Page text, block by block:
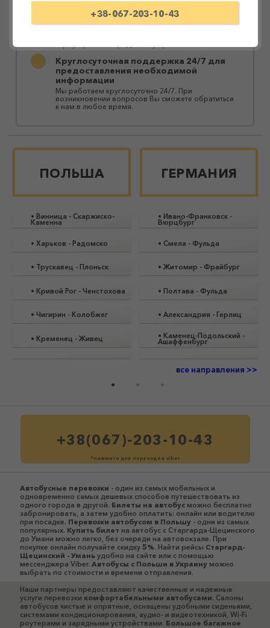
надежные услуги перевозки без пересадок или с
Круглосуточная поддержка 24/7 для
предоставления необходимой
информации
Мы работаем круглосуточно 24/7. При
возникновении вопросов Вы сможете обратиться
к нам в любое время.
ПОЛЬША
• Винница - Скаржиско-
Каменна
• Харьков - Радомско
• Трускавец - Плоньск
• Кривой Рог- Ченстохова
• Чигирин - Колобжег
• Кременец - Живец
ГЕРМАНИЯ
• Ивано-Франковск-
Вюрцбург
• Смела - Фульда
• Житомир - Фрайбург
• Полтава - Фульда
• Александрия - Герлиц
• Каменец-Подольский -
Ашаффенбург
все направления >>
+38(067)-203-10-43
*нажмите для перехода в viber
Автобусные перевозки - один из самых мобильных и
одновременно самых дешевых способов путешествовать из
одного города в другой. Билеты на автобусможно бесплатно
забронировать, а затем удобно оплатить: онлайн или водителю
при посадке. Перевозки автобусом в Польшу- одни из самых
популярных. Купить билет на автобус с Старгарда-Щецинского
до Умани можно легко, без очереди на автовокзале. При
покупке онлайн получайте скидку 5%. Найти рейсы Старгард-
Щецинский - Уманьудобно на сайте или с помощью
мессенджера Viber. Автобусы c Польши в Украинуможно
выбрать по стоимости и времени отправления.
Наши партнеры предоставляют качественные и надежные
услуги перевозки комфортабельными автобусами. Салоны
автобусов чистые и опрятные, оснащены удобными сиденьями,
системами кондиционирования, аудио- и видеотехникой, Wi-Fi
роутерами и зарядными устройствами. Большое багажное
+38-067-203-10-43